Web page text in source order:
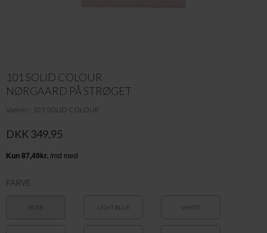
101 SOLID COLOUR
NØRGAARD PÅ STRØGET
Varenr. 101 SOLID COLOUR
DKK 349,95
FARVE
ROSE LIGHT BLUE WHITE